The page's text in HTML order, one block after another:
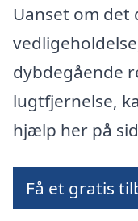
Uanset om det
dybdegående
lugtfjernelse,
hjælp her på
Få et gratis